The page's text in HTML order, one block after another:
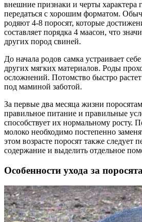
внешние признаки и черты характера
передаться с хорошим форматом.
родяют 4-8 поросят, которые
составляет порядка 4 маасон, что
других пород свиней.
До начала родов самка устраивает
других мягких материалов. Роды
осложнений. Потомство быстро
под маминой заботой.
За первые два месяца жизни
правильное питание и правильные
способствует их нормальному росту.
молоко необходимо постепенно
этом возрасте поросят также следует
содержание и выделить отдельное
Особенности ухода за